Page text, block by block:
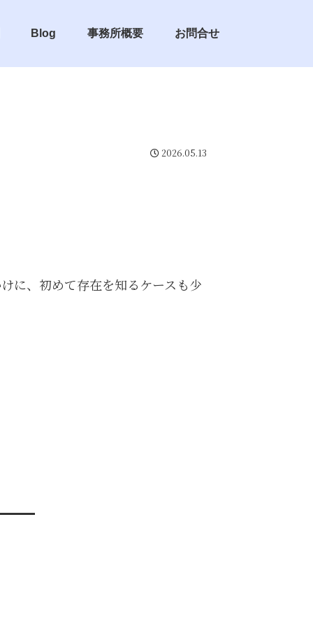
Blog 事務所概要 お問合せ
2026.05.13
に、初めて存在を知るケースも少